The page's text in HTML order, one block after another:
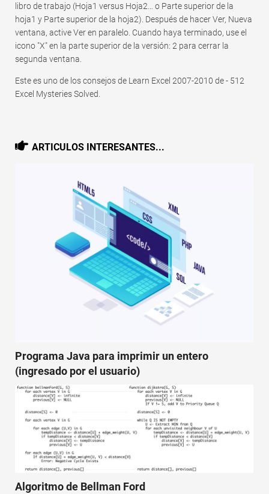
libro de trabajo (Hoja1 versus Hoja2… o Parte superior de la
hoja1 y Parte superior de la hoja2). Después de hacer Ver, Nueva
ventana, active Ver en paralelo. Cuando haya terminado, use el
icono "X" en la parte superior de la versión: 2 para cerrar la
segunda ventana.
Este es uno de los consejos de Learn Excel 2007-2010 de - 512
Excel Mysteries Solved.
ARTICULOS INTERESANTES...
Programa Java para imprimir un entero
(ingresado por el usuario)
Algoritmo de Bellman Ford